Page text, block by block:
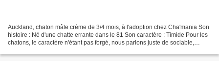
Auckland, chaton mâle crème de 3/4 mois, à l'adoption chez Cha'mania Son
histoire : Né d'une chatte errante dans le 81 Son caractère : Timide Pour les
chatons, le caractère n'étant pas forgé, nous parlons juste de sociable,